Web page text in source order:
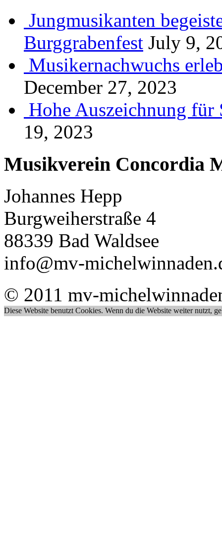
Jungmusikanten
Burggrabenfest July 9,
Musikernachwuchs
December 27, 2023
Hohe Auszeichnung für
19, 2023
Musikverein Concordia
Johannes Hepp
Burgweiherstraße 4
88339 Bad Waldsee
info@mv-
© 2011 mv-
Diese Website benutzt Cookies. Wenn du die Website weiter nutzt,